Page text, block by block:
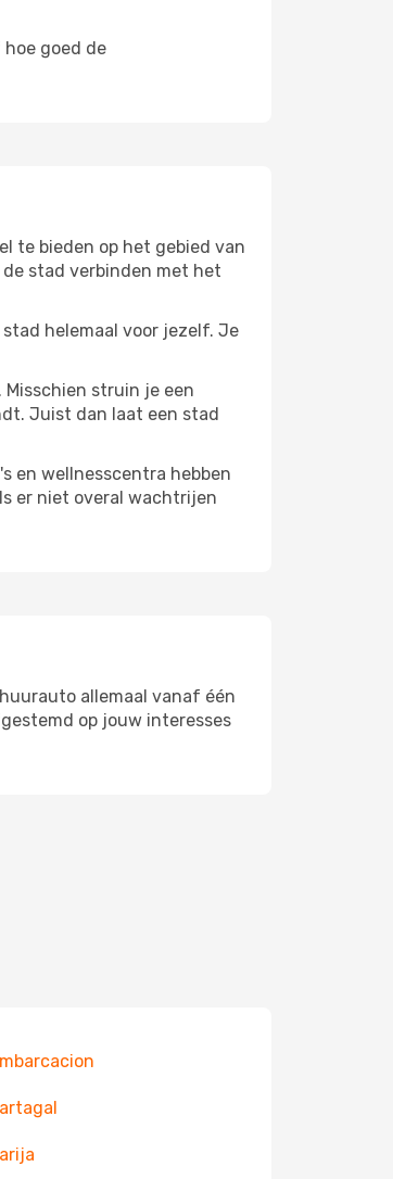
goed de
te bieden op het gebied van
stad verbinden met het
helemaal voor jezelf. Je
struin je een
Juist dan laat een stad
en wellnesscentra hebben
er niet overal wachtrijen
allemaal vanaf één
op jouw interesses